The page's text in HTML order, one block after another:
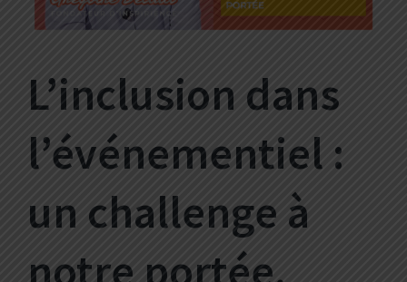
L’inclusion dans
l’événementiel :
un challenge à
notre portée.